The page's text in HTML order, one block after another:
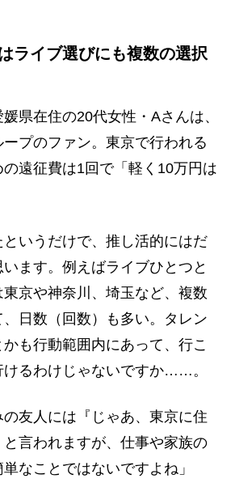
ライブ選びにも複数の選択
県在住の20代女性・Aさんは、
プのファン。東京で行われる
遠征費は1回で「軽く10万円は
というだけで、推し活的にはだ
ます。例えばライブひとつと
京や神奈川、埼玉など、複数
日数（回数）も多い。タレン
かも行動範囲内にあって、行こ
けるわけじゃないですか……。
友人には『じゃあ、東京に住
言われますが、仕事や家族の
なことではないですよね」